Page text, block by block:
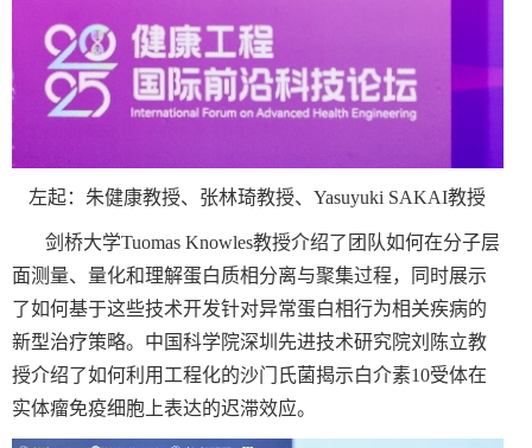
左起：朱健康教授、张林琦教授、Yasuyuki SAKAI教授
剑桥大学‪Tuomas Knowles教授介绍了团队如何在分子层
面测量、量化和理解蛋白质相分离与聚集过程，同时展示
了如何基于这些技术开发针对异常蛋白相行为相关疾病的
新型治疗策略。中国科学院深圳先进技术研究院刘陈立教
授介绍了如何利用工程化的沙门氏菌揭示白介素10受体在
实体瘤免疫细胞上表达的迟滞效应。